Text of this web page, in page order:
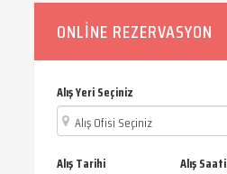
ONLINE REZERVASYON
Alış Yeri Seçiniz
Alış Tarihi Alış Saati